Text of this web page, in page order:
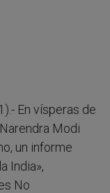
En vísperas de
Modi
un informe
India»,
No